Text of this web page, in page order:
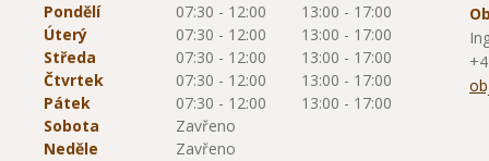
Pondělí 07:30 - 12:00
13:00 - 17:00
Úterý
07:30 - 12:00
13:00 - 17:00
Středa
07:30 - 12:00
13:00 - 17:00
Čtvrtek
07:30 - 12:00
13:00 - 17:00
Pátek
07:30 - 12:00
13:00 - 17:00
Sobota
Zavřeno
Neděle
Zavřeno